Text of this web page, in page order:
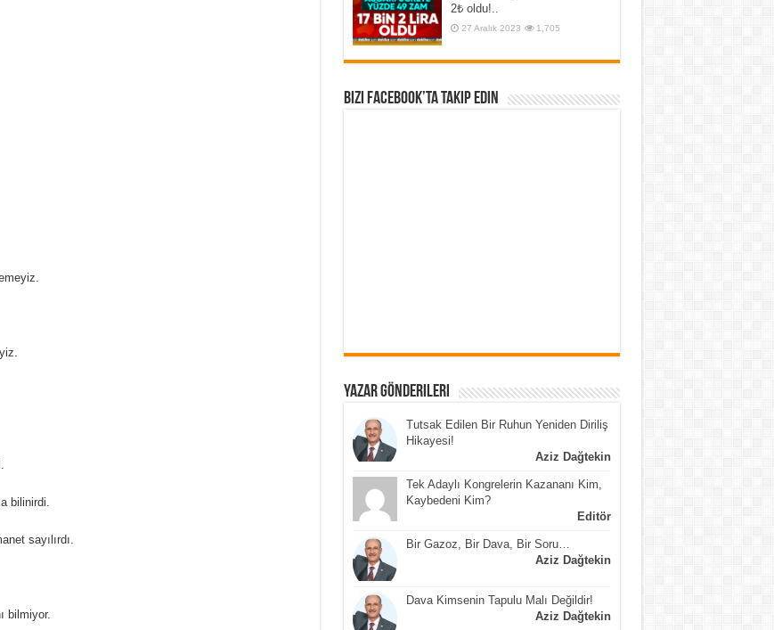
bilinirdi.
sayılırdı.
bilmiyor.
2₺ oldu!..
27 Aralık 2023 1,705
Bizi Facebook’ta Takip Edin
Yazar Gönderileri
Tutsak Edilen Bir Ruhun Yeniden Diriliş
Hikayesi!
Aziz Dağtekin
Tek Adaylı Kongrelerin Kazananı Kim,
Kaybedeni Kim?
Editör
Bir Gazoz, Bir Dava, Bir Soru…
Aziz Dağtekin
Dava Kimsenin Tapulu Malı Değildir!
Aziz Dağtekin